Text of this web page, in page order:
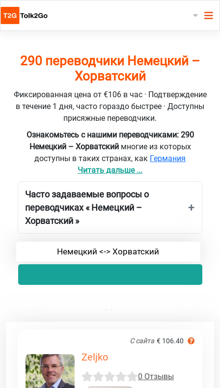
290 переводчики Немецкий –
Хорватский
Фиксированная цена от €106 в час · Подтверждение
в течение 1 дня, часто гораздо быстрее · Доступны
присяжные переводчики.
Ознакомьтесь с нашими переводчиками: 290
Немецкий – Хорватский многие из которых
доступны в таких странах, как Германия
Читать дальше ...
Часто задаваемые вопросы о
переводчиках « Немецкий –
Хорватский »
Немецкий <-> Хорватский
С сайта € 106.40
Zeljko
0 Отзывы